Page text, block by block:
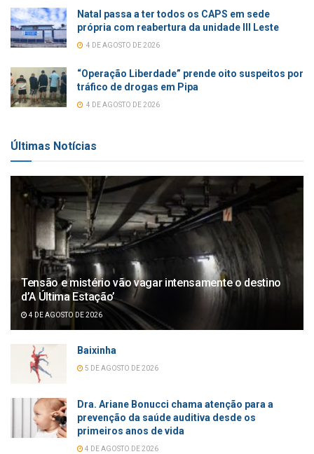
Natal passa a ter todos os CAPS em sede
própria com reabertura da unidade III Leste
4 DE AGOSTO DE 2026
“Operação Liberdade” prende oito suspeitos por
tráfico de drogas em Pipa
4 DE AGOSTO DE 2026
Últimas Notícias
Tensão e mistério vão vagar intensamente o destino
d’A Última Estação’
4 DE AGOSTO DE 2026
Baixinha
5 DE AGOSTO DE 2026
Dra. Ariane Bonucci chama atenção para a
prevenção da saúde auditiva desde os
primeiros anos de vida
4 DE AGOSTO DE 2026